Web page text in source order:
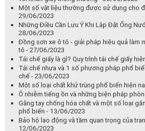
chế - 23/06/2023
Một số loại chất khử trùng phổ biến hiện
Ô nhiễm tiếng ồn và những biện pháp
Găng tay chống hóa chất và một số loại
phổ biến - 13/06/2023
Bảo hộ lao động và tầm quan trọng của
12/06/2023
Silicone - free là gì - 12/06/2023
Bảo hộ lao động KleenGuard - 08/06/2023
Mật độ bụi trong không khí và tác hại và
07/06/2023
Tĩnh điện là gì ? tác hại của tĩnh điện trong
cách phòng tránh - 06/06/2023
Các yếu tố đóng vai trò trong khả năng
05/06/2023